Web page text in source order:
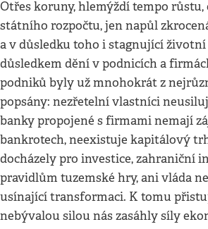
Otřes koruny, hlemýždí tempo
státního rozpočtu, jen napůl
a v důsledku toho i stagnující
důsledkem dění v podnicích a
podniků byly už mnohokrát z
popsány: nezřetelní vlastníci
banky propojené s firmami nemají
bankrotech, neexistuje kapitálový
docházely pro investice, zahraniční
pravidlům tuzemské hry, ani vláda
usínající transformaci. K tomu
nebývalou silou nás zasáhly síly